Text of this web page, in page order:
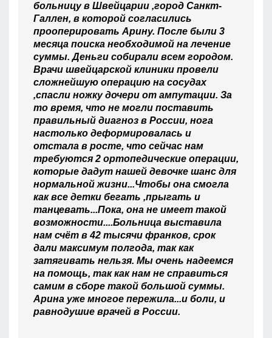
больницу в Швейцарии ,город Санкт-
Галлен, в которой согласились
прооперировать Арину. После были 3
месяца поиска необходимой на лечение
суммы. Деньги собирали всем городом.
Врачи швейцарской клиники провели
сложнейшую операцию на сосудах
,спасли ножку дочери от ампутации. За
то время, что не могли поставить
правильный диагноз в России, нога
настолько деформировалась и
отстала в росте, что сейчас нам
требуются 2 ортопедические операции,
которые дадут нашей девочке шанс для
нормальной жизни...Чтобы она смогла
как все детки бегать ,прыгать и
танцевать...Пока, она не имеет такой
возможности....Больница выставила
нам счёт в 42 тысячи франков, срок
дали максимум полгода, так как
затягивать нельзя. Мы очень надеемся
на помощь, так как нам не справиться
самим в сборе такой большой суммы.
Арина уже многое пережила...и боли, и
равнодушие врачей в России.